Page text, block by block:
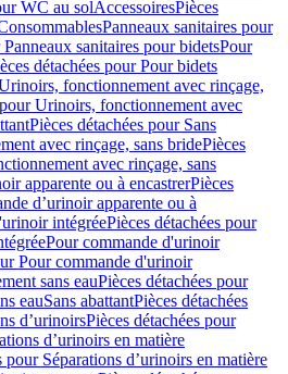
WC au solAccessoiresPièces
Panneaux sanitaires pour
sanitaires pour bidetsPour
détachées pour Pour bidets
fonctionnement avec rinçage,
Urinoirs, fonctionnement avec
Pièces détachées pour Sans
avec rinçage, sans bridePièces
avec rinçage, sans
apparente ou à encastrerPièces
d’urinoir apparente ou à
intégréePièces détachées pour
Pour commande d'urinoir
Pour commande d'urinoir
sans eauPièces détachées pour
eauSans abattantPièces détachées
d’urinoirsPièces détachées pour
d’urinoirs en matière
pour Séparations d’urinoirs en matière